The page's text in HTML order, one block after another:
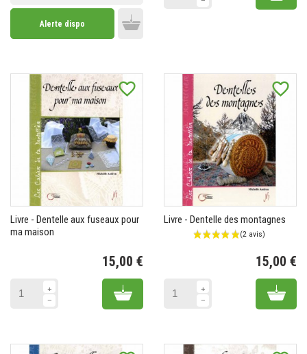
Alerte dispo
favorite_border
Livre - Dentelle aux fuseaux pour
ma maison
15,00 €
Add to cart
favorite_border
Livre - Dentelle des montagnes
15,00 €
Add